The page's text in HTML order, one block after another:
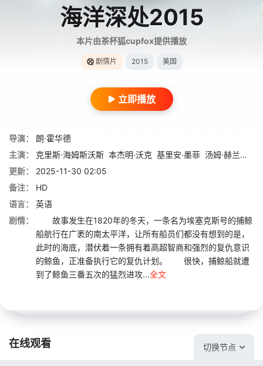
海洋深处2015
本片由茶杯狐cupfox提供播放
剧情片 2015 美国
立即播放
导演：
朗·霍华德
主演：
克里斯·海姆斯沃斯 本杰明·沃克 基里安·墨菲 汤姆·赫兰德
更新：
2025-11-30 02:05
备注：
HD
语言：
英语
剧情：
故事发生在1820年的冬天，一条名为埃塞克斯号的捕鲸
船航行在广袤的南太平洋，让所有船员们都没有想到的是，
此时的海底，潜伏着一条拥有着高超智商和强烈的复仇意识
的鲸鱼，正准备执行它的复仇计划。 很快，捕鲸船就遭
到了鲸鱼三番五次的猛烈进攻...全文
在线观看 切换节点